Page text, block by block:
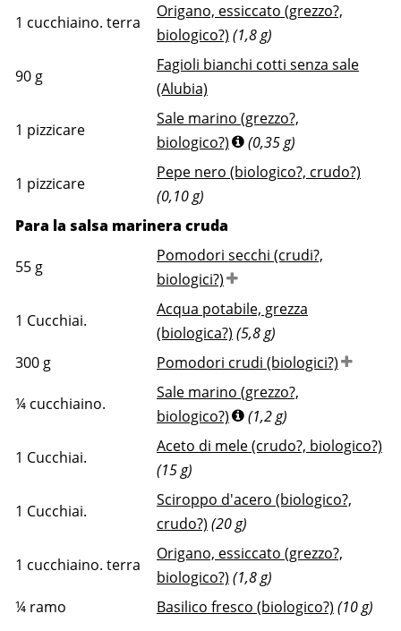
1 cucchiaino. terra
Origano, essiccato (grezzo?,
biologico?) (1,8 g)
90 g
Fagioli bianchi cotti senza sale
(Alubia)
1 pizzicare
Sale marino (grezzo?,
biologico?)
(0,35 g)
1 pizzicare
Pepe nero (biologico?, crudo?)
(0,10 g)
Para la salsa marinera cruda
55 g
Pomodori secchi (crudi?,
biologici?)
1 Cucchiai.
Acqua potabile, grezza
(biologica?) (5,8 g)
300 g Pomodori crudi (biologici?)
¼ cucchiaino.
Sale marino (grezzo?,
biologico?)
(1,2 g)
1 Cucchiai.
Aceto di mele (crudo?, biologico?)
(15 g)
1 Cucchiai.
Sciroppo d'acero (biologico?,
crudo?) (20 g)
1 cucchiaino. terra
Origano, essiccato (grezzo?,
biologico?) (1,8 g)
¼ ramo Basilico fresco (biologico?) (10 g)